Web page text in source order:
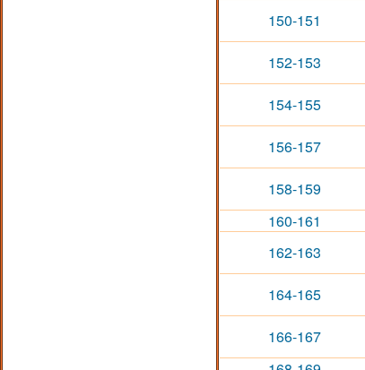
150-151
152-153
154-155
156-157
158-159
160-161
162-163
164-165
166-167